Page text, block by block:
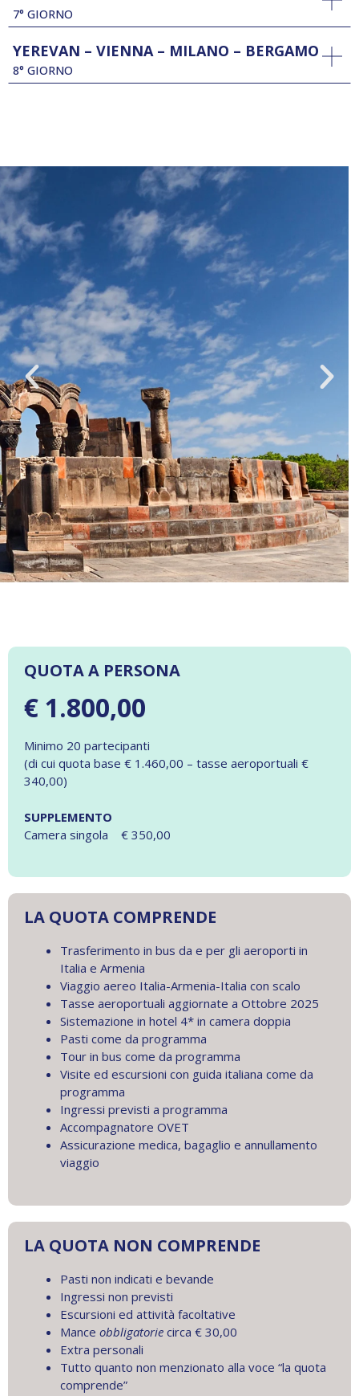
7° GIORNO
YEREVAN – VIENNA – MILANO – BERGAMO
8° GIORNO
QUOTA A PERSONA
€ 1.800,00
Minimo 20 partecipanti
(di cui quota base € 1.460,00 – tasse aeroportuali €
340,00)
SUPPLEMENTO
Camera singola € 350,00
LA QUOTA COMPRENDE
Trasferimento in bus da e per gli aeroporti in
Italia e Armenia
Viaggio aereo Italia-Armenia-Italia con scalo
Tasse aeroportuali aggiornate a Ottobre 2025
Sistemazione in hotel 4* in camera doppia
Pasti come da programma
Tour in bus come da programma
Visite ed escursioni con guida italiana come da
programma
Ingressi previsti a programma
Accompagnatore OVET
Assicurazione medica, bagaglio e annullamento
viaggio
LA QUOTA NON COMPRENDE
Pasti non indicati e bevande
Ingressi non previsti
Escursioni ed attività facoltative
Mance obbligatorie circa € 30,00
Extra personali
Tutto quanto non menzionato alla voce “la quota
comprende”